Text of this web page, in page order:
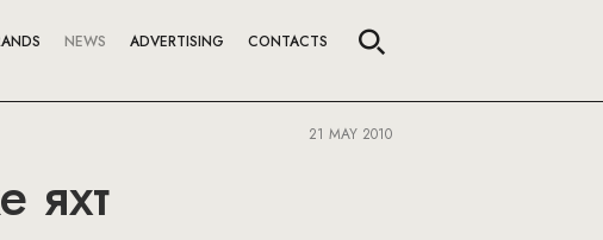
NEWS ADVERTISING CONTACTS
21 MAY 2010
яхт